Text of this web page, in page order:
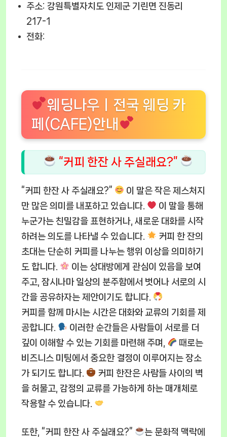
주소: 강원특별자치도 인제군 기린면 진동리
217-1
전화:
웨딩나우ㅣ전국 웨딩 카
페(CAFE)안내
“커피 한잔 사 주실래요?”
“커피 한잔 사 주실래요?”
이 말은 작은 제스처지
만 많은 의미를 내포하고 있습니다.
이 말을 통해
누군가는 친밀감을 표현하거나, 새로운 대화를 시작
하려는 의도를 나타낼 수 있습니다.
커피 한 잔의
초대는 단순히 커피를 나누는 행위 이상을 의미하기
도 합니다.
이는 상대방에게 관심이 있음을 보여
주고, 잠시나마 일상의 분주함에서 벗어나 서로의 시
간을 공유하자는 제안이기도 합니다.
커피를 함께 마시는 시간은 대화와 교류의 기회를 제
공합니다.
이러한 순간들은 사람들이 서로를 더
깊이 이해할 수 있는 기회를 마련해 주며,
때로는
비즈니스 미팅에서 중요한 결정이 이루어지는 장소
가 되기도 합니다.
커피 한잔은 사람들 사이의 벽
을 허물고, 감정의 교류를 가능하게 하는 매개체로
작용할 수 있습니다.
또한, “커피 한잔 사 주실래요?”
는 문화적 맥락에